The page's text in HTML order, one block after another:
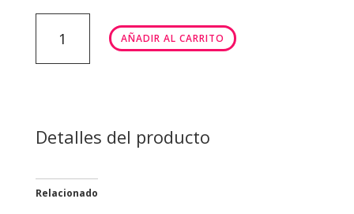
DEPORTES
FUTBOL-
AÑADIR AL CARRITO
Detalles del producto
Relacionado